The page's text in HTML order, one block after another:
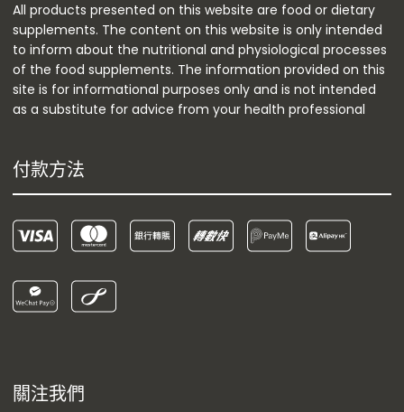
All products presented on this website are food or dietary
supplements. The content on this website is only intended
to inform about the nutritional and physiological processes
of the food supplements. The information provided on this
site is for informational purposes only and is not intended
as a substitute for advice from your health professional
付款方法
關注我們